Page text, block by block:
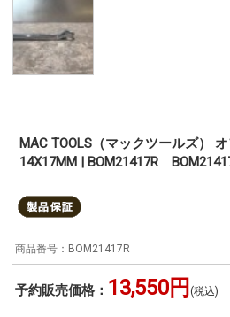
MAC TOOLS（マックツールズ）
14X17MM | BOM21417R
BOM21417R
予約販売価格： 13,550円 (税込)